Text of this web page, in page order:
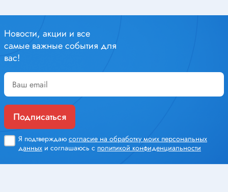
Новости, акции и все
самые важные события для
вас!
Подписаться
Я подтверждаю согласие на обработку моих персональных
данных и соглашаюсь с политикой конфиденциальности